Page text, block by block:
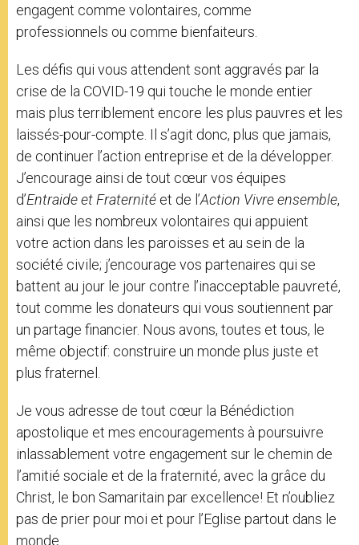
engagent comme volontaires, comme
professionnels ou comme bienfaiteurs.
Les défis qui vous attendent sont aggravés par la
crise de la COVID-19 qui touche le monde entier
mais plus terriblement encore les plus pauvres et les
laissés-pour-compte. Il s’agit donc, plus que jamais,
de continuer l’action entreprise et de la développer.
J’encourage ainsi de tout cœur vos équipes
d’Entraide et Fraternité et de l’Action Vivre ensemble,
ainsi que les nombreux volontaires qui appuient
votre action dans les paroisses et au sein de la
société civile; j’encourage vos partenaires qui se
battent au jour le jour contre l’inacceptable pauvreté,
tout comme les donateurs qui vous soutiennent par
un partage financier. Nous avons, toutes et tous, le
même objectif: construire un monde plus juste et
plus fraternel.
Je vous adresse de tout cœur la Bénédiction
apostolique et mes encouragements à poursuivre
inlassablement votre engagement sur le chemin de
l’amitié sociale et de la fraternité, avec la grâce du
Christ, le bon Samaritain par excellence! Et n’oubliez
pas de prier pour moi et pour l’Eglise partout dans le
monde.